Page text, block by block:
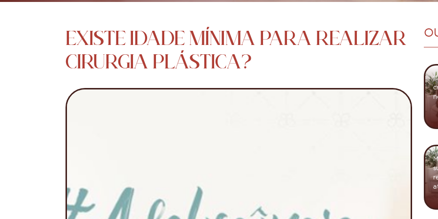
EXISTE IDADE MÍNIMA PARA REALIZAR
CIRURGIA PLÁSTICA?